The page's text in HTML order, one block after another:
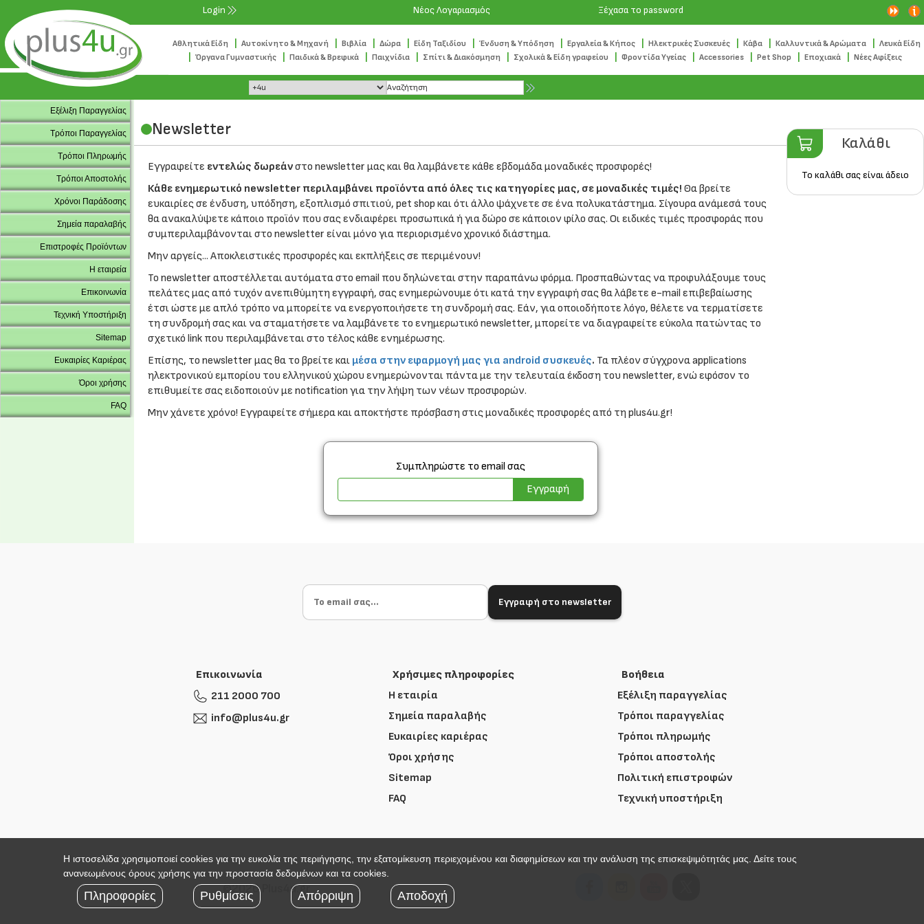
Login Νέος Λογαριασμός Ξέχασα το password
Αθλητικά Είδη Αυτοκίνητο & Μηχανή Βιβλία Δώρα Είδη Ταξιδίου Ένδυση & Υπόδηση Εργαλεία & Κήπος Ηλεκτρικές Συσκευές Κάβα Καλλυντικά & Αρώματα Λευκά Είδη
Όργανα Γυμναστικής Παιδικά & Βρεφικά Παιχνίδια Σπίτι & Διακόσμηση Σχολικά & Είδη γραφείου Φροντίδα Υγείας Accessories Pet Shop Εποχιακά Νέες Αφίξεις
Εξέλιξη Παραγγελίας
Τρόποι Παραγγελίας
Τρόποι Πληρωμής
Τρόποι Αποστολής
Χρόνοι Παράδοσης
Σημεία παραλαβής
Επιστροφές Προϊόντων
Η εταιρεία
Επικοινωνία
Τεχνική Υποστήριξη
Sitemap
Ευκαιρίες Καριέρας
Όροι χρήσης
FAQ
Newsletter
Εγγραφείτε εντελώς δωρεάνστο newsletter μας και θα λαμβάνετε κάθε εβδομάδα μοναδικές προσφορές!
Κάθε ενημερωτικό newsletter περιλαμβάνει προϊόντα από όλες τις κατηγορίες μας, σε μοναδικές τιμές! Θα βρείτε
ευκαιρίες σε ένδυση, υπόδηση, εξοπλισμό σπιτιού, pet shop και ότι άλλο ψάχνετε σε ένα πολυκατάστημα. Σίγουρα ανάμεσά τους
θα ανακαλύψετε κάποιο προϊόν που σας ενδιαφέρει προσωπικά ή για δώρο σε κάποιον φίλο σας. Οι ειδικές τιμές προσφοράς που
συμπεριλαμβάνονται στο newsletter είναι μόνο για περιορισμένο χρονικό διάστημα.
Μην αργείς... Αποκλειστικές προσφορές και εκπλήξεις σε περιμένουν!
Το newsletter αποστέλλεται αυτόματα στο email που δηλώνεται στην παραπάνω φόρμα. Προσπαθώντας να προφυλάξουμε τους
πελάτες μας από τυχόν ανεπιθύμητη εγγραφή, σας ενημερώνουμε ότι κατά την εγγραφή σας θα λάβετε e-mail επιβεβαίωσης
έτσι ώστε με απλό τρόπο να μπορείτε να ενεργοποιήσετε τη συνδρομή σας. Εάν, για οποιοδήποτε λόγο, θέλετε να τερματίσετε
τη συνδρομή σας και να σταματήσετε να λαμβάνετε το ενημερωτικό newsletter, μπορείτε να διαγραφείτε εύκολα πατώντας το
σχετικό link που περιλαμβάνεται στο τέλος κάθε ενημέρωσης.
Επίσης, το newsletter μας θα το βρείτε και μέσα στην εφαρμογή μας για android συσκευές. Τα πλέον σύγχρονα applications
ηλεκτρονικού εμπορίου του ελληνικού χώρου ενημερώνονται πάντα με την τελευταία έκδοση του newsletter, ενώ εφόσον το
επιθυμείτε σας ειδοποιούν με notification για την λήψη των νέων προσφορών.
Μην χάνετε χρόνο! Εγγραφείτε σήμερα και αποκτήστε πρόσβαση στις μοναδικές προσφορές από τη plus4u.gr!
Συμπληρώστε το email σας
Εγγραφή
Καλάθι
Το καλάθι σας είναι άδειο
Εγγραφή στο newsletter
Επικοινωνία
211 2000 700
info@plus4u.gr
Χρήσιμες πληροφορίες
Η εταιρία
Σημεία παραλαβής
Ευκαιρίες καριέρας
Όροι χρήσης
Sitemap
FAQ
Βοήθεια
Εξέλιξη παραγγελίας
Τρόποι παραγγελίας
Τρόποι πληρωμής
Τρόποι αποστολής
Πολιτική επιστροφών
Τεχνική υποστήριξη
©2026 Plus4u.gr
Η ιστοσελίδα χρησιμοποιεί cookies για την ευκολία της περιήγησης, την εξατομίκευση περιεχομένου και διαφημίσεων και την ανάλυση της επισκεψιμότητάς μας. Δείτε τους
ανανεωμένους όρους χρήσης για την προστασία δεδομένων και τα cookies.
Πληροφορίες Ρυθμίσεις Απόρριψη Αποδοχή